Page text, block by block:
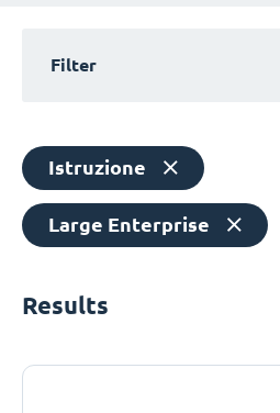
Filter
Istruzione
Large Enterprise
Results